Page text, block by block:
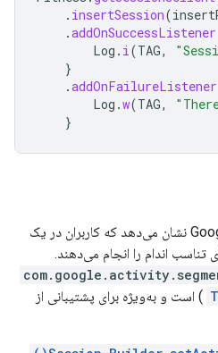
. insertSession(
.addOnSuccessListener
Log . i(TAG,
}
.addOnFailureListener
Log .w(TAG,
}
داده‌های بخش فعالیت در Google Fit نشان می‌دهد که کاربران در یک
اندام را انجام می‌دهند.
( ) است و به‌ویژه برای پشتیبانی از